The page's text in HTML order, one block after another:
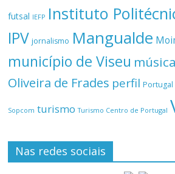
futsal IEFP Instituto
IPV jornalismo Mangualde
município de Viseu música
Oliveira de Frades perfil Portugal
Sopcom turismo Turismo Centro de Portugal
Nas redes sociais